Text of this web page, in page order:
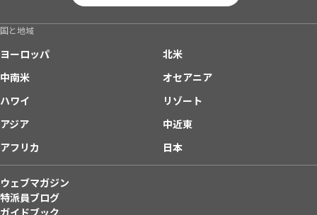
国と地域
ヨーロッパ
北米
中南米
オセアニア
ハワイ
リゾート
アジア
中近東
アフリカ
日本
ウェブマガジン
特派員ブログ
ガイドブック